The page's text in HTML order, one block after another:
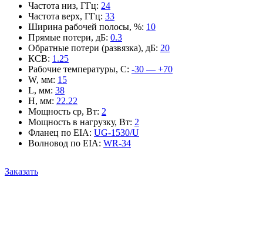
Частота низ, ГГц: 24
Частота верх, ГГц: 33
Ширина рабочей полосы, %: 10
Прямые потери, дБ: 0.3
Обратные потери (развязка), дБ: 20
КСВ: 1.25
Рабочие температуры, С: -30 — +70
W, мм: 15
L, мм: 38
H, мм: 22.22
Мощность ср, Вт: 2
Мощность в нагрузку, Вт: 2
Фланец по EIA: UG-1530/U
Волновод по EIA: WR-34
Заказать